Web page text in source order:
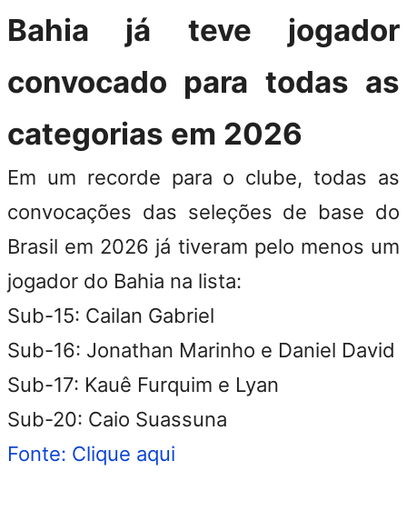
Bahia já teve jogador
convocado para todas as
categorias em 2026
Em um recorde para o clube, todas as
convocações das seleções de base do
Brasil em 2026 já tiveram pelo menos um
jogador do Bahia na lista:
Sub-15: Cailan Gabriel
Sub-16: Jonathan Marinho e Daniel David
Sub-17: Kauê Furquim e Lyan
Sub-20: Caio Suassuna
Fonte: Clique aqui